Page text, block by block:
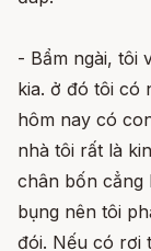
- Bẩm ngài, tôi
kia. ở đó tôi có
hôm nay có
nhà tôi rất là
chân bốn cẳng
bụng nên tôi
đói. Nếu có rơi